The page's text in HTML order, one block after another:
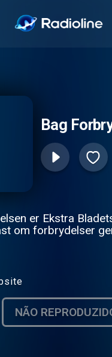
Bag
er Ekstra
om forbrydelser
NÃO